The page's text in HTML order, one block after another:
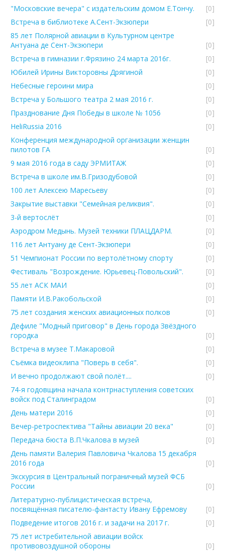
"Московские вечера" с издательским домом Е.Тончу.
[0]
Встреча в библиотеке А.Сент-Экзюпери
[0]
85 лет Полярной авиации в Культурном центре
Антуана де Сент-Экзюпери
[0]
Встреча в гимназии г.Фрязино 24 марта 2016г.
[0]
Юбилей Ирины Викторовны Дрягиной
[0]
Небесные героини мира
[0]
Встреча у Большого театра 2 мая 2016 г.
[0]
Празднование Дня Победы в школе № 1056
[0]
HeliRussia 2016
[0]
Конференция международной организации женщин
пилотов ГА
[0]
9 мая 2016 года в саду ЭРМИТАЖ
[0]
Встреча в школе им.В.Гризодубовой
[0]
100 лет Алексею Маресьеву
[0]
Закрытие выставки "Семейная реликвия".
[0]
3-й вертослёт
[0]
Аэродром Медынь. Музей техники ПЛАЦДАРМ.
[0]
116 лет Антуану де Сент-Экзюпери
[0]
51 Чемпионат России по вертолётному спорту
[0]
Фестиваль "Возрождение. Юрьевец-Повольский".
[0]
55 лет АСК МАИ
[0]
Памяти И.В.Ракобольской
[0]
75 лет создания женских авиационных полков
[0]
Дефиле "Модный приговор" в День города Звёздного
городка
[0]
Встреча в музее Т.Макаровой
[0]
Съёмка видеоклипа "Поверь в себя".
[0]
И вечно продолжают свой полёт....
[0]
74-я годовщина начала контрнаступления советских
войск под Сталинградом
[0]
День матери 2016
[0]
Вечер-ретроспектива "Тайны авиации 20 века"
[0]
Передача бюста В.П.Чкалова в музей
[0]
День памяти Валерия Павловича Чкалова 15 декабря
2016 года
[0]
Экскурсия в Центральный пограничный музей ФСБ
России
[0]
Литературно-публицистическая встреча,
посвящённая писателю-фантасту Ивану Ефремову
[0]
Подведение итогов 2016 г. и задачи на 2017 г.
[0]
75 лет истребительной авиации войск
противовоздушной обороны
[0]